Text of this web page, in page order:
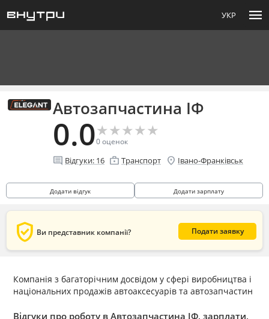
УКР menu
Автозапчастина ІФ
0.0★
★★
★★
★★
★★
★
0оценок
comment Відгуки: 16 enterprise Транспорт location_on Івано-Франківськ
Додати відгук Додати зарплату
verified_user Ви представник компанії? Подати заявку
Компанія з багаторічним досвідом у сфері виробництва і
національних продажів автоаксесуарів та автозапчастин
Відгуки про роботу в Автозапчастина ІФ, зарплати,